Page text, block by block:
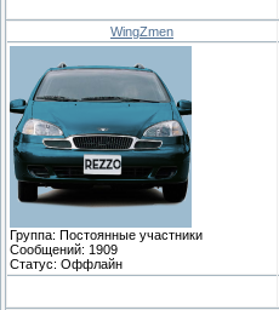
WingZmen
Группа: Постоянные участники
Сообщений: 1909
Статус: Оффлайн